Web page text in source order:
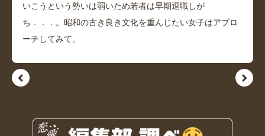
いこうという勢いは弱いため若者は早期退職しが
ち．．．。昭和の古き良き文化を重んじたい女子はアプロ
ーチしてみて。